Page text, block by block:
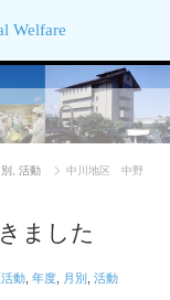
Welfare
活動
中川地区 中野
ました
動 年度 月別 活動